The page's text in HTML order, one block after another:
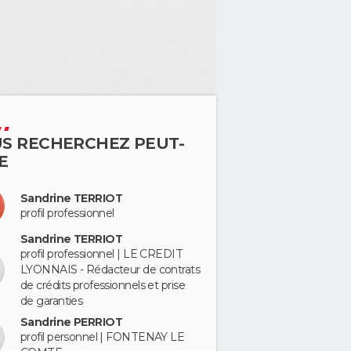
RECHERCHEZ PEUT-
Sandrine TERRIOT
profil professionnel
Sandrine TERRIOT
profil professionnel | LE CREDIT
LYONNAIS - Rédacteur de contrats
de crédits professionnels et prise
de garanties
Sandrine PERRIOT
profil personnel | FONTENAY LE